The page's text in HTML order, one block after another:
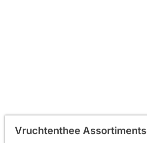
Vruchtenthee